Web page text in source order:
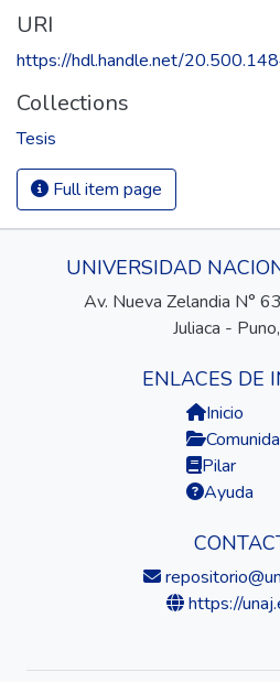
URI
https://hdl.handle.net/
Collections
Tesis
Full item page
UNIVERSIDAD
Av. Nueva Zelandia N°
Juliaca -
ENLACES DE
Inicio
Pilar
Ayuda
https://